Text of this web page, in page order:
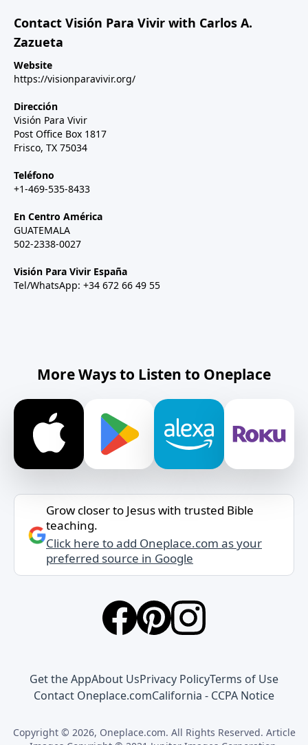
Contact Visión Para Vivir with Carlos A.
Zazueta
Website
https://visionparavivir.org/
Dirección
Visión Para Vivir
Post Office Box 1817
Frisco, TX 75034
Teléfono
+1-469-535-8433
En Centro América
GUATEMALA
502-2338-0027
Visión Para Vivir España
Tel/WhatsApp: +34 672 66 49 55
More Ways to Listen to Oneplace
Grow closer to Jesus with trusted Bible
teaching.
Click here to add Oneplace.com as your
preferred source in Google
Get the AppAbout UsPrivacy PolicyTerms of Use
Contact Oneplace.comCalifornia - CCPA Notice
Copyright © 2026, Oneplace.com. All Rights Reserved. Article